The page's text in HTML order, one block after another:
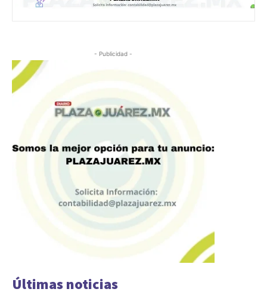
- Publicidad -
Últimas noticias